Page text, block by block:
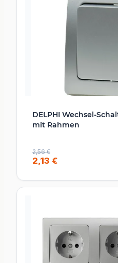
DELPHI Wechsel-
mit Rahmen
2,56 €
2,13 €